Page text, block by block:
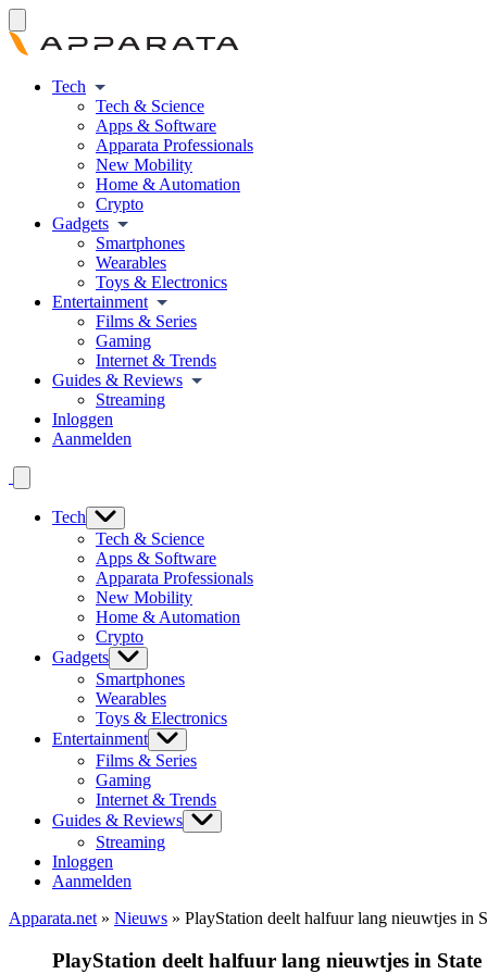
Tech
Tech & Science
Apps & Software
Apparata Professionals
New Mobility
Home & Automation
Crypto
Gadgets
Smartphones
Wearables
Toys & Electronics
Entertainment
Films & Series
Gaming
Internet & Trends
Guides & Reviews
Streaming
Inloggen
Aanmelden
Tech
Tech & Science
Apps & Software
Apparata Professionals
New Mobility
Home & Automation
Crypto
Gadgets
Smartphones
Wearables
Toys & Electronics
Entertainment
Films & Series
Gaming
Internet & Trends
Guides & Reviews
Streaming
Inloggen
Aanmelden
Apparata.net » Nieuws » PlayStation deelt halfuur lang nieuwtjes in
PlayStation deelt halfuur lang nieuwtjes in